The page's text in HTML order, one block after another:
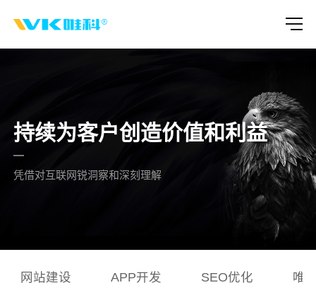
持续为客户创造价值和利益
凭借对互联网锐洞察和深刻理解
网站建设 APP开发 SEO优化 唯